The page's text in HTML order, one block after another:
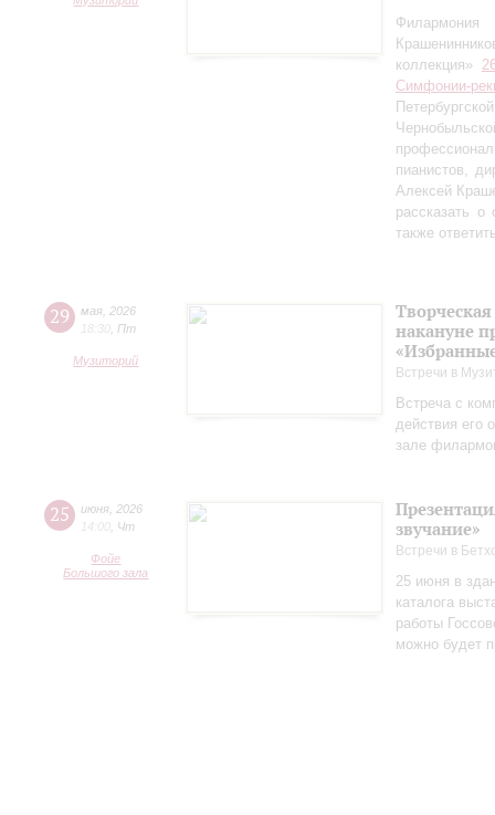
коллекция»
Симфонии-
пианистов,
Алексей
рассказать
также
29 мая 2026
18:30 Пт
Музиторий
накануне
Встречи в
Встреча с
действия его
зале
25 июня 2026
14:00 Чт
Фойе
Большого зала
звучание»
Встречи в
25 июня в
каталога
работы
можно будет